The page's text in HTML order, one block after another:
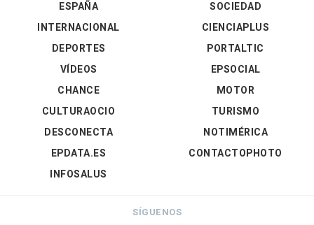
ESPAÑA
INTERNACIONAL
DEPORTES
VÍDEOS
SOCIEDAD
CIENCIAPLUS
PORTALTIC
EPSOCIAL
CHANCE
CULTURAOCIO
DESCONECTA
EPDATA.ES
INFOSALUS
MOTOR
TURISMO
NOTIMÉRICA
CONTACTOPHOTO
SÍGUENOS